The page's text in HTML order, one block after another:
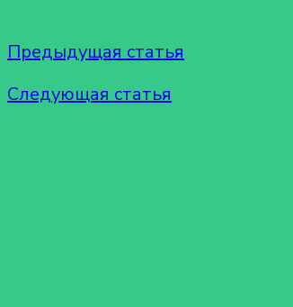
Предыдущая статья
Следующая статья